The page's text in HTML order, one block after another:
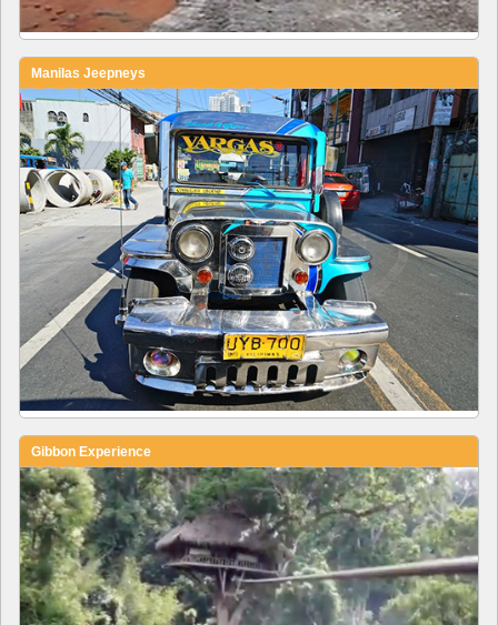
Manilas Jeepneys
Gibbon Experience